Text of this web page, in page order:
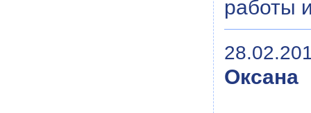
работы
Оксана